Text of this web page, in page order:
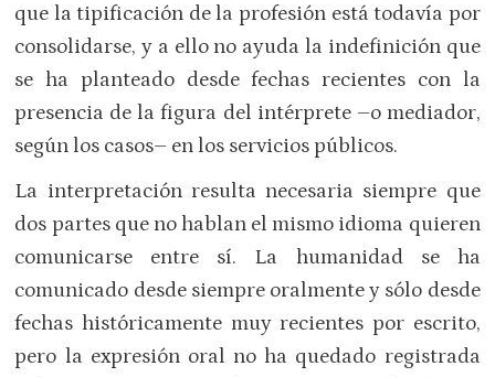
que la tipificación de la profesión está todavía por
consolidarse, y a ello no ayuda la indefinición que
se ha planteado desde fechas recientes con la
presencia de la figura del intérprete –o mediador,
según los casos– en los servicios públicos.
La interpretación resulta necesaria siempre que
dos partes que no hablan el mismo idioma quieren
comunicarse entre sí. La humanidad se ha
comunicado desde siempre oralmente y sólo desde
fechas históricamente muy recientes por escrito,
pero la expresión oral no ha quedado registrada